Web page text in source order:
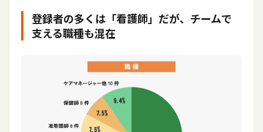
登録者の多くは「看護師」だが、チームで
支える職種も混在